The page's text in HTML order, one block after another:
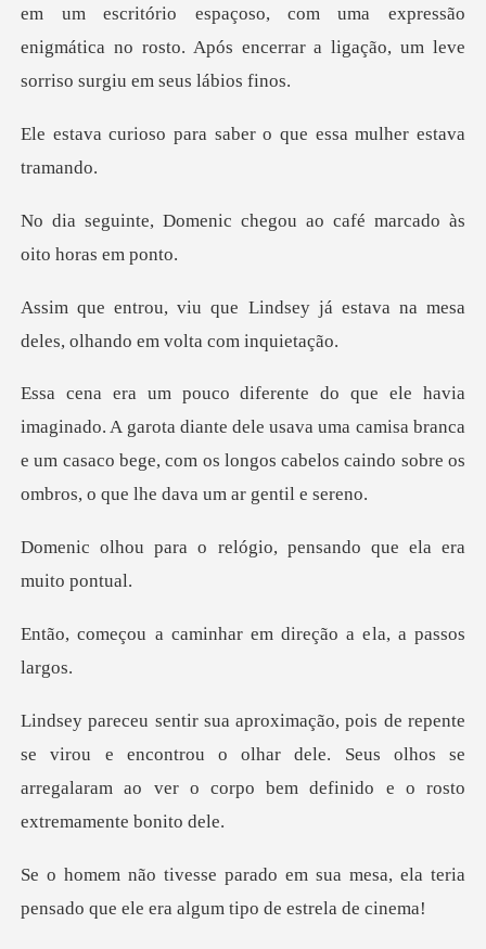
critório espaçoso, com uma expressão
enigmática no rosto. Após
ra saber o que essa m
chegou ao café marcado
ey já estava na mesa
deles, olh
diante dele usava uma camisa branca
e um casaco bege, com os longos
elógio, pensando que e
inhar em direção a e
irou e encontrou o olhar dele. Seus olhos se
arregalaram ao
a mesa, ela teria
pensado que ele e